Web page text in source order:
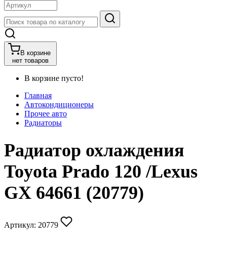
В корзине
нет товаров
В корзине пусто!
Главная
Автокондиционеры
Прочее авто
Радиаторы
Радиатор охлаждения
Toyota Prado 120 /Lexus
GX 64661 (20779)
Артикул: 20779